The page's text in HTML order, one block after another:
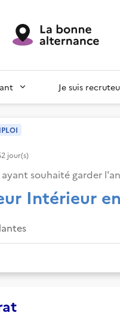
Je suis
jour(s)
ayant souhaité garder
Intérieur